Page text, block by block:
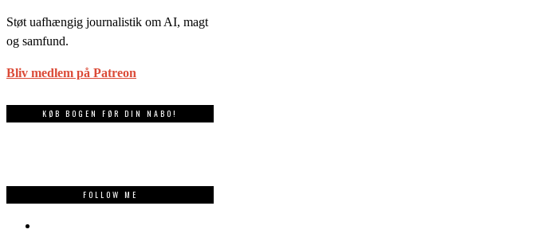
Støt uafhængig journalistik om AI, magt
og samfund.
Bliv medlem på Patreon
KØB BOGEN FØR DIN NABO!
FOLLOW ME